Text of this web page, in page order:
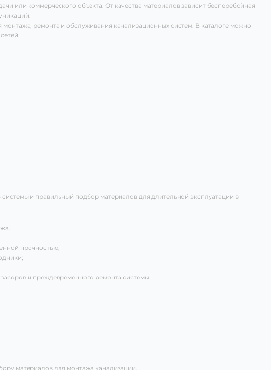
или коммерческого объекта. От качества материалов зависит бесперебойная
ремонта и обслуживания канализационных систем. В каталоге можно
и правильный подбор материалов для длительной эксплуатации в
прочностью;
и преждевременного ремонта системы.
материалов для монтажа канализации.